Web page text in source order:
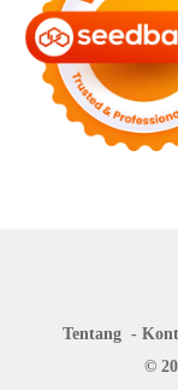
Tentang
©